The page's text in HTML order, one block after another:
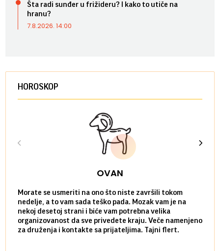
Šta radi sunđer u frižideru? I kako to utiče na
hranu?
7.8.2026. 14:00
HOROSKOP
OVAN
Morate se usmeriti na ono što niste završili tokom
nedelje, a to vam sada teško pada. Mozak vam je na
nekoj desetoj strani i biće vam potrebna velika
organizovanost da sve privedete kraju. Veče namenjeno
za druženja i kontakte sa prijateljima. Tajni flert.